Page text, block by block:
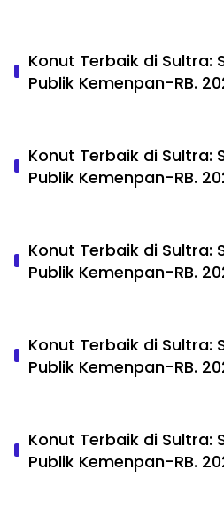
Konut Terbaik di Sultra:
Publik Kemenpan-RB.
Konut Terbaik di Sultra:
Publik Kemenpan-RB.
Konut Terbaik di Sultra:
Publik Kemenpan-RB.
Konut Terbaik di Sultra:
Publik Kemenpan-RB.
Konut Terbaik di Sultra:
Publik Kemenpan-RB.